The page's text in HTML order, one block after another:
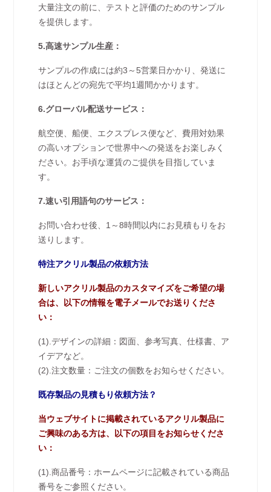
大量注文の前に、テストと評価のためのサンプル
を提供します。
5.高速サンプル生産：
サンプルの作成には約3～5営業日かかり、発送に
はほとんどの宛先で平均1週間かかります。
6.グローバル配送サービス：
航空便、船便、エクスプレス便など、費用対効果
の高いオプションで世界中への発送をお楽しみく
ださい。お手頃な運賃のご提供を目指していま
す。
7.速い引用語句のサービス：
お問い合わせ後、1～8時間以内にお見積もりをお
送りします。
特注アクリル製品の依頼方法
新しいアクリル製品のカスタマイズをご希望の場
合は、以下の情報を電子メールでお送りくださ
い：
(1).デザインの詳細：図面、参考写真、仕様書、ア
イデアなど。
(2).注文数量：ご注文の個数をお知らせください。
既存製品の見積もり依頼方法？
当ウェブサイトに掲載されているアクリル製品に
ご興味のある方は、以下の項目をお知らせくださ
い：
(1).商品番号：ホームページに記載されている商品
番号をご参照ください。